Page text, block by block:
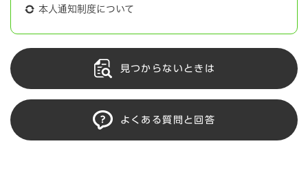
本人通知制度について
見つからないときは
よくある質問と回答